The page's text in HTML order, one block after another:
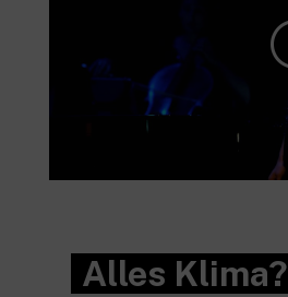
Alles Klima?